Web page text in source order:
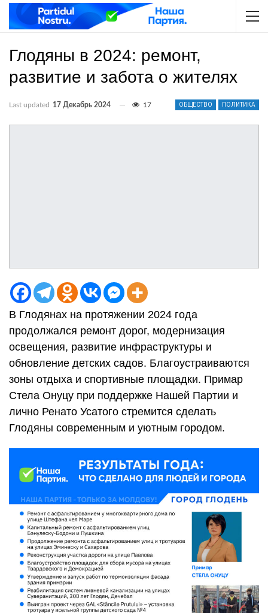
Глодяны в 2024: ремонт,
развитие и забота о жителях
ОБЩЕСТВО ПОЛИТИКА
Last updated 17 Декабрь 2024 17
В Глодянах на протяжении 2024 года
продолжался ремонт дорог, модернизация
освещения, развитие инфраструктуры и
обновление детских садов. Благоустраиваются
зоны отдыха и спортивные площадки. Примар
Стела Онуцу при поддержке Нашей Партии и
лично Ренато Усатого стремится сделать
Глодяны современным и уютным городом.